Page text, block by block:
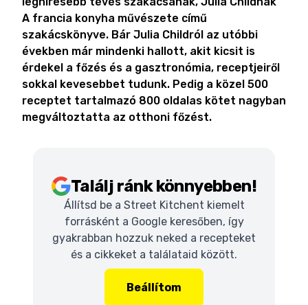
A francia konyha művészete című
szakácskönyve. Bár Julia Childról az utóbbi
években már mindenki hallott, akit kicsit is
érdekel a főzés és a gasztronómia, receptjeiről
sokkal kevesebbet tudunk. Pedig a közel 500
receptet tartalmazó 800 oldalas kötet nagyban
megváltoztatta az otthoni főzést.
Találj ránk könnyebben!
Állítsd be a Street Kitchent kiemelt
forrásként a Google keresőben, így
gyakrabban hozzuk neked a recepteket
és a cikkeket a találataid között.
Beállítom